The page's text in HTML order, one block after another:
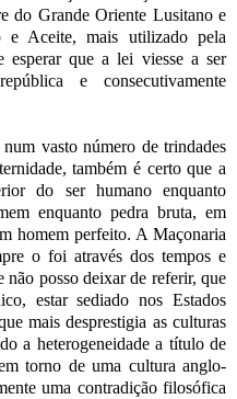
do Grande Oriente Lusitano e
Aceite, mais utilizado pela
esperar que a lei viesse a ser
e consecutivamente
vasto número de trindades
também é certo que a
do ser humano enquanto
enquanto pedra bruta, em
homem perfeito. A Maçonaria
o foi através dos tempos e
não posso deixar de referir, que
estar sediado nos Estados
mais desprestigia as culturas
a heterogeneidade a título de
torno de uma cultura anglo-
uma contradição filosófica